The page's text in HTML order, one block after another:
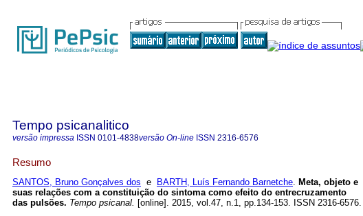
Tempo psicanalitico
versão impressa ISSN 0101-4838versão On-line ISSN 2316-6576
Resumo
SANTOS, Bruno Gonçalves dos e BARTH, Luís Fernando Barnetche. Meta, objeto e
suas relações com a constituição do sintoma como efeito do entrecruzamento
das pulsões. Tempo psicanal. [online]. 2015, vol.47, n.1, pp.134-153. ISSN 2316-6576.